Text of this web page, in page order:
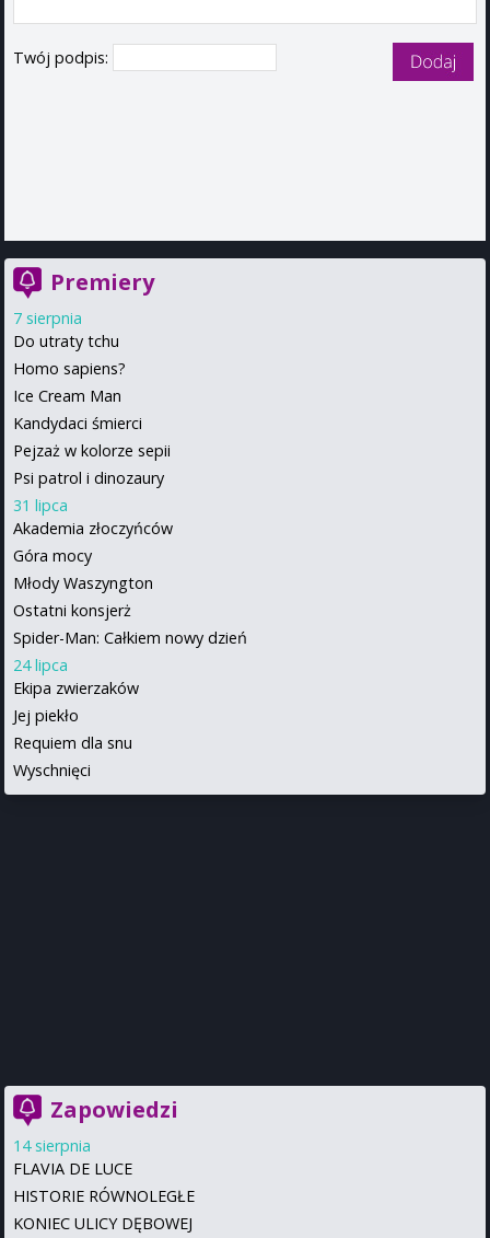
Twój podpis:
Premiery
7 sierpnia
Do utraty tchu
Homo sapiens?
Ice Cream Man
Kandydaci śmierci
Pejzaż w kolorze sepii
Psi patrol i dinozaury
31 lipca
Akademia złoczyńców
Góra mocy
Młody Waszyngton
Ostatni konsjerż
Spider-Man: Całkiem nowy dzień
24 lipca
Ekipa zwierzaków
Jej piekło
Requiem dla snu
Wyschnięci
Zapowiedzi
14 sierpnia
FLAVIA DE LUCE
HISTORIE RÓWNOLEGŁE
KONIEC ULICY DĘBOWEJ